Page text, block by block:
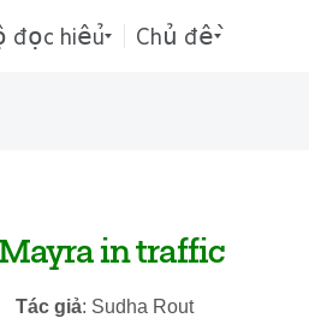
đọc hiểu Chủ đề
Mayra in traffic
Tác giả: Sudha Rout